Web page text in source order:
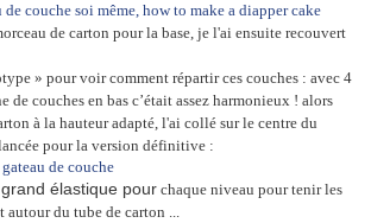
de carton pour la base, je l'ai ensuite recouvert
» pour voir comment répartir ces couches : avec 4
de couches en bas c’était assez harmonieux ! alors
à la hauteur adapté, l'ai collé sur le centre du
pour la version définitive :
élastique pour chaque niveau pour tenir les
autour du tube de carton ...